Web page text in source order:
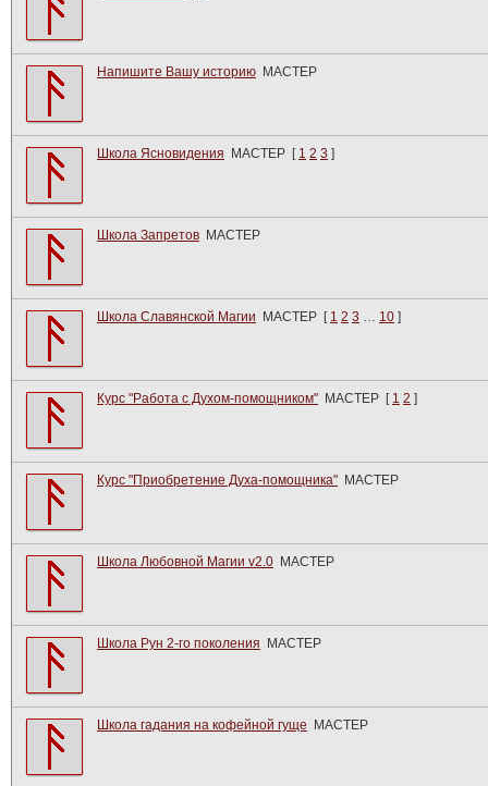
Напишите Вашу историю МАСТЕР
Школа Ясновидения МАСТЕР [ 1 2 3 ]
Школа Запретов МАСТЕР
Школа Славянской Магии МАСТЕР [ 1 2 3 … 10 ]
Курс "Работа с Духом-помощником" МАСТЕР [ 1 2 ]
Курс "Приобретение Духа-помощника" МАСТЕР
Школа Любовной Магии v2.0 МАСТЕР
Школа Рун 2-го поколения МАСТЕР
Школа гадания на кофейной гуще МАСТЕР